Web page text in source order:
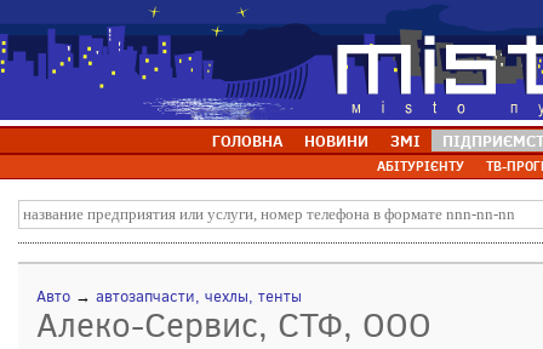
ГОЛОВНА НОВИНИ ЗМІ
АБІТУРІЄНТУ ТВ-
Авто → автозапчасти, чехлы, тенты
Алеко-Сервис, СТФ, ООО